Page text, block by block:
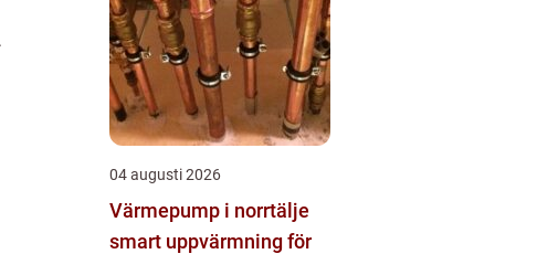
04 augusti 2026
Värmepump i norrtälje
smart uppvärmning för